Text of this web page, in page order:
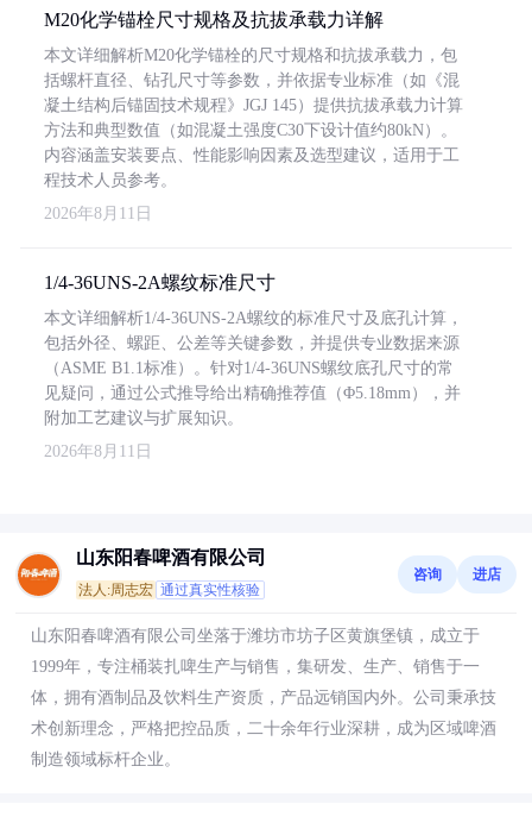
M20化学锚栓尺寸规格及抗拔承载力详解
本文详细解析M20化学锚栓的尺寸规格和抗拔承载力，包
括螺杆直径、钻孔尺寸等参数，并依据专业标准（如《混
凝土结构后锚固技术规程》JGJ 145）提供抗拔承载力计算
方法和典型数值（如混凝土强度C30下设计值约80kN）。
内容涵盖安装要点、性能影响因素及选型建议，适用于工
程技术人员参考。
2026年8月11日
1/4-36UNS-2A螺纹标准尺寸
本文详细解析1/4-36UNS-2A螺纹的标准尺寸及底孔计算，
包括外径、螺距、公差等关键参数，并提供专业数据来源
（ASME B1.1标准）。针对1/4-36UNS螺纹底孔尺寸的常
见疑问，通过公式推导给出精确推荐值（Φ5.18mm），并
附加工艺建议与扩展知识。
2026年8月11日
山东阳春啤酒有限公司
法人:周志宏 通过真实性核验
咨询 进店
山东阳春啤酒有限公司坐落于潍坊市坊子区黄旗堡镇，成立于
1999年，专注桶装扎啤生产与销售，集研发、生产、销售于一
体，拥有酒制品及饮料生产资质，产品远销国内外。公司秉承技
术创新理念，严格把控品质，二十余年行业深耕，成为区域啤酒
制造领域标杆企业。